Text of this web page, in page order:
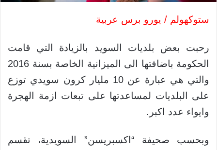
ستوكهولم / يورو برس عربية
رحبت بعض بلديات السويد بالزيادة التي قامت
الحكومة باضافتها الى الميزانية الخاصة بسنة 2016
والتي هي عبارة عن 10 مليار كرون سويدي توزع
على البلديات لمساعدتها على تبعات ازمة الهجرة
وايواء عدد اكبر.
وبحسب صحيفة “اكسبريسن” السويدية، تقسم